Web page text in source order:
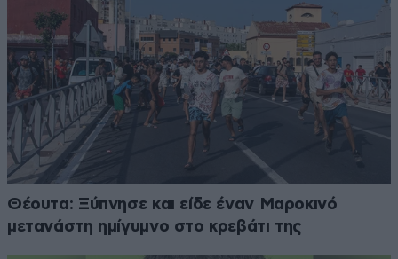
Θέουτα: Ξύπνησε και είδε έναν Μαροκινό
μετανάστη ημίγυμνο στο κρεβάτι της